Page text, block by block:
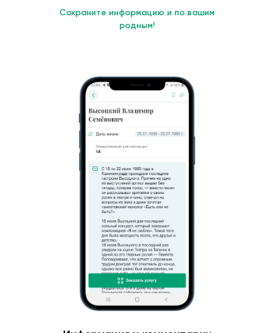
Сохраните информацию и по вашим
родным!